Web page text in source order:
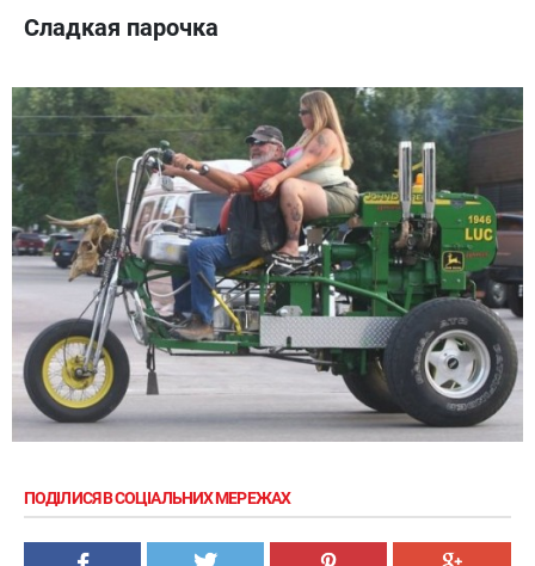
Сладкая парочка
ПОДІЛИСЯ В СОЦІАЛЬНИХ МЕРЕЖАХ